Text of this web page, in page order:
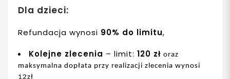
Dla dzieci:
Refundacja wynosi 90% do limitu,
Kolejne zlecenia – limit: 120 zł oraz
maksymalna dopłata przy realizacji zlecenia wynosi
12zł